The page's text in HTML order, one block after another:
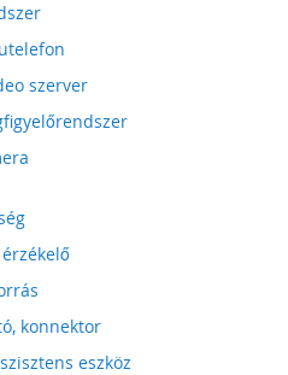
szerver
konnektor
eszköz